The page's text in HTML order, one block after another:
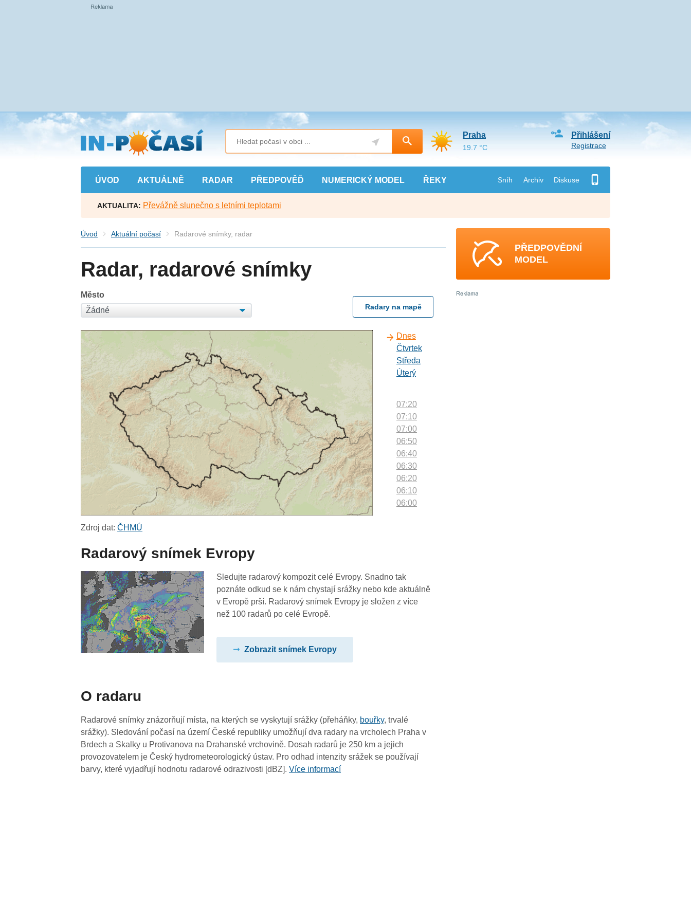
Přejít
na
hlavní
obsah
ÚVOD AKTUÁLNĚ RADAR PŘEDPOVĚĎ NUMERICKÝ MODEL ŘEKY Sníh Archiv Diskuse
Přihlášení
Registrace
Praha
19.7 °C
AKTUALITA: Převážně slunečno s letními teplotami
Úvod Aktuální počasí Radarové snímky, radar
Radar, radarové snímky
Město
Radary na mapě
Dnes
Čtvrtek
Středa
Úterý
07:20
07:10
07:00
06:50
06:40
06:30
06:20
06:10
06:00
05:00
04:50
04:40
03:00
02:50
02:40
02:30
Zdroj dat:ČHMÚ
Radarový snímek Evropy
Sledujte radarový kompozit celé Evropy. Snadno tak
poznáte odkud se k nám chystají srážky nebo kde aktuálně
v Evropě prší. Radarový snímek Evropy je složen z více
než 100 radarů po celé Evropě.
Zobrazit snímek Evropy
O radaru
Radarové snímky znázorňují místa, na kterých se vyskytují srážky (přeháňky, bouřky, trvalé
srážky). Sledování počasí na území České republiky umožňují dva radary na vrcholech Praha v
Brdech a Skalky u Protivanova na Drahanské vrchovině. Dosah radarů je 250 km a jejich
provozovatelem je Český hydrometeorologický ústav. Pro odhad intenzity srážek se používají
barvy, které vyjadřují hodnotu radarové odrazivosti [dBZ].Více informací
PŘEDPOVĚDNÍ
MODEL